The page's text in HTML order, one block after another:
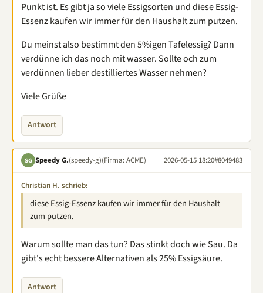
Punkt ist. Es gibt ja so viele Essigsorten und diese Essig-
Essenz kaufen wir immer für den Haushalt zum putzen.
Du meinst also bestimmt den 5%igen Tafelessig? Dann
verdünne ich das noch mit wasser. Sollte och zum
verdünnen lieber destilliertes Wasser nehmen?
Viele Grüße
Antwort
SG Speedy G.(speedy-g)(Firma: ACME) 2026-05-15 18:20#8049483
Christian H. schrieb:
diese Essig-Essenz kaufen wir immer für den Haushalt
zum putzen.
Warum sollte man das tun? Das stinkt doch wie Sau. Da
gibt's echt bessere Alternativen als 25% Essigsäure.
Antwort